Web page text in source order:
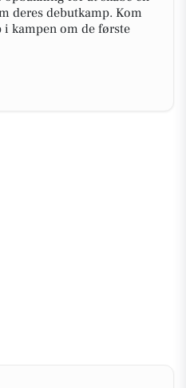
deres debutkamp. Kom
kampen om de første